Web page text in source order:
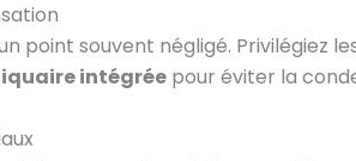
point souvent négligé. Privilégiez
intégrée pour éviter la